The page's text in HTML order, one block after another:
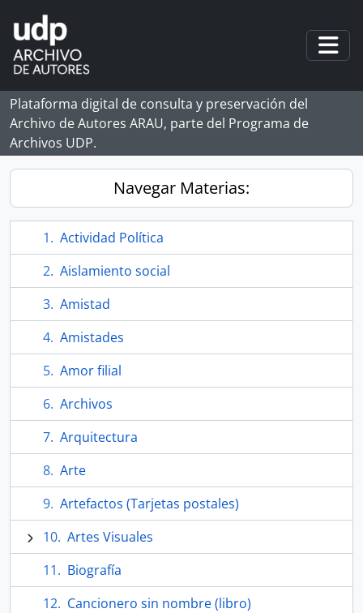
Skip to main content
Plataforma digital de consulta y preservación del
Archivo de Autores ARAU, parte del Programa de
Archivos UDP.
Navegar Materias:
Actividad Política
Aislamiento social
Amistad
Amistades
Amor filial
Archivos
Arquitectura
Arte
Artefactos (Tarjetas postales)
Artes Visuales
Biografía
Cancionero sin nombre (libro)